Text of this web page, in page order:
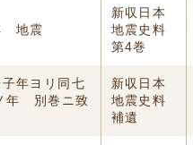
地震
新収日本
地震史料
第4巻
年ヨリ同七
年ゟ別巻ニ致
新収日本
地震史料
補遺